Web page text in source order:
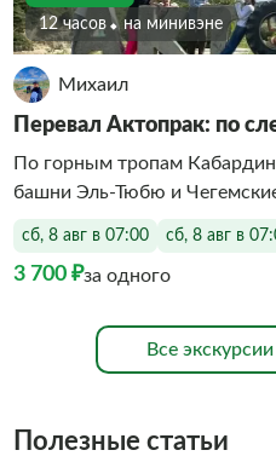
12 часов На минивэне
Михаил
Перевал Актопрак: по
По горным тропам
башни Эль‑Тюбю и
сб, 8 авг в 07:00 сб, 8 авг в
3 700 ₽за одного
Все
Полезные статьи